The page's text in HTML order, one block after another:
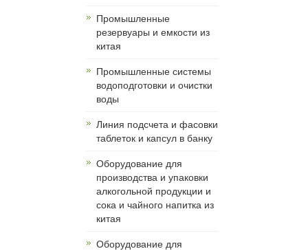
Промышленные
резервуары и емкости из
китая
Промышленные системы
водоподготовки и очистки
воды
Линия подсчета и фасовки
таблеток и капсул в банку
Оборудование для
производства и упаковки
алкогольной продукции и
сока и чайного напитка из
китая
Оборудование для